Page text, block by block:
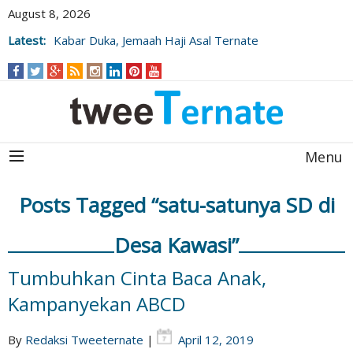
August 8, 2026
Latest: Kabar Duka, Jemaah Haji Asal Ternate
Menu
Posts Tagged “satu-satunya SD di
Desa Kawasi”
Tumbuhkan Cinta Baca Anak,
Kampanyekan ABCD
By Redaksi Tweeternate | April 12, 2019